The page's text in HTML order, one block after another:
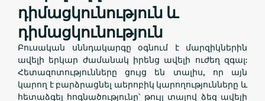
դիմացկունություն և
դիմացկունություն
Բուսական սննդակարգը օգնում է մարզիկներին
ավելի երկար ժամանակ իրենց ավելի ուժեղ զգալ:
Հետազոտությունները ցույց են տալիս, որ այն
կարող է բարձրացնել աերոբիկ կարողությունները և
հետաձգել հոգնածությունը՝ թույլ տալով ձեզ ավելի